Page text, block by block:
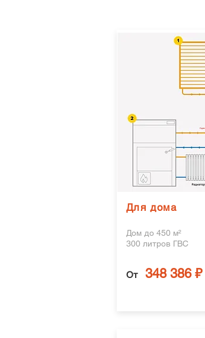
Для дома
Дом до 450 м²
300 литров ГВС
От 348 386 ₽